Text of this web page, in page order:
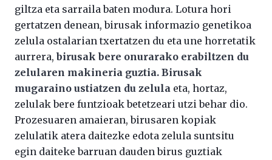
giltza eta sarraila baten modura. Lotura hori
gertatzen denean, birusak informazio genetikoa
zelula ostalarian txertatzen du eta une horretatik
aurrera,birusak bere onurarako erabiltzen du
zelularen makineria guztia. Birusak
mugaraino ustiatzen du zelula eta, hortaz,
zelulak bere funtzioak betetzeari utzi behar dio.
Prozesuaren amaieran, birusaren kopiak
zelulatik atera daitezke edota zelula suntsitu
egin daiteke barruan dauden birus guztiak